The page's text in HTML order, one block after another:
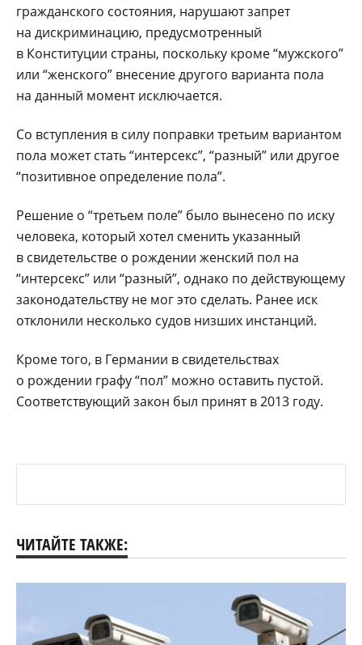
гражданского состояния, нарушают запрет
на дискриминацию, предусмотренный
в Конституции страны, поскольку кроме “мужского”
или “женского” внесение другого варианта пола
на данный момент исключается.
Со вступления в силу поправки третьим вариантом
пола может стать “интерсекс”, “разный” или другое
“позитивное определение пола”.
Решение о “третьем поле” было вынесено по иску
человека, который хотел сменить указанный
в свидетельстве о рождении женский пол на
“интерсекс” или “разный”, однако по действующему
законодательству не мог это сделать. Ранее иск
отклонили несколько судов низших инстанций.
Кроме того, в Германии в свидетельствах
о рождении графу “пол” можно оставить пустой.
Соответствующий закон был принят в 2013 году.
ЧИТАЙТЕ ТАКЖЕ: